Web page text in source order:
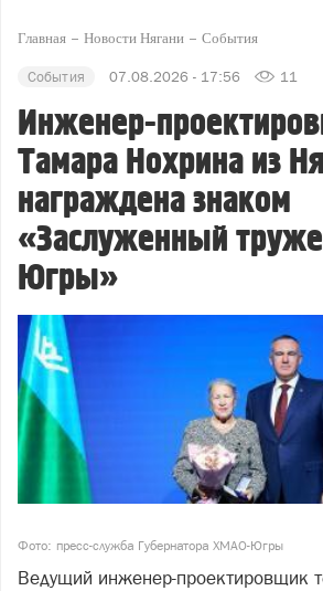
Главная Новости Нягани События
События 07.08.2026 - 17:56 11
Инженер-
Тамара Нохрина из
награждена знаком
«Заслуженный
Югры»
Фото: пресс-служба Губернатора ХМАО-Югры
Ведущий инженер-проектировщик